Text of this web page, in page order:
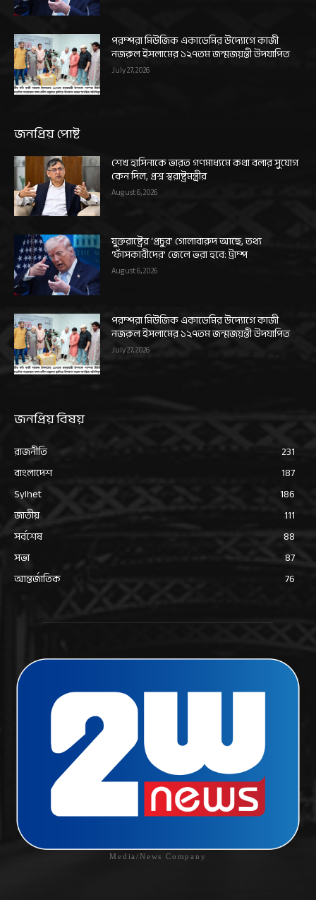
পরম্পরা মিউজিক একাডেমির উদ্যোগে কাজী
নজরুল ইসলামের ১২৭তম জন্মজয়ন্তী উদযাপিত
July 27, 2026
জনপ্রিয় পোষ্ট
শেখ হাসিনাকে ভারত গণমাধ্যমে কথা বলার সুযোগ
কেন দিল, প্রশ্ন স্বরাষ্ট্রমন্ত্রীর
August 6, 2026
যুক্তরাষ্ট্রের ‘প্রচুর’ গোলাবারুদ আছে, তথ্য
‘ফাঁসকারীদের’ জেলে ভরা হবে: ট্রাম্প
August 6, 2026
পরম্পরা মিউজিক একাডেমির উদ্যোগে কাজী
নজরুল ইসলামের ১২৭তম জন্মজয়ন্তী উদযাপিত
July 27, 2026
জনপ্রিয় বিষয়
রাজনীতি
231
বাংলাদেশ
187
Sylhet
186
জাতীয়
111
সর্বশেষ
88
সভা
87
আন্তর্জাতিক
76
Media/News Company